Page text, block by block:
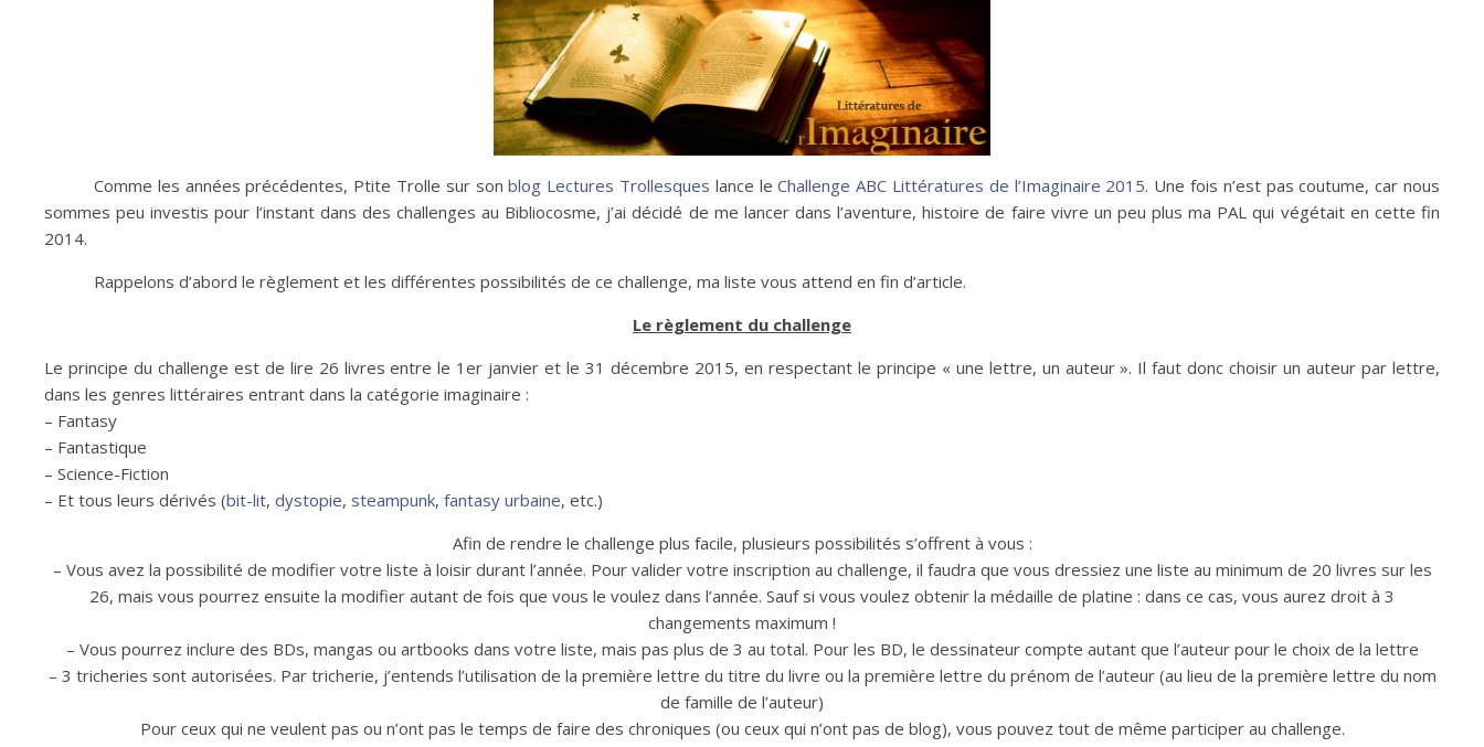
Comme les années précédentes, Ptite Trolle sur sonblog Lectures Trollesques lance leChallenge ABC Littératures de l’Imaginaire 2015. Une fois n’est pas coutume, car nous
sommes peu investis pour l’instant dans des challenges au Bibliocosme, j’ai décidé de me lancer dans l’aventure, histoire de faire vivre un peu plus ma PAL qui végétait en cette fin
2014.
Rappelons d’abord le règlement et les différentes possibilités de ce challenge, ma liste vous attend en fin d’article.
Le règlement du challenge
Le principe du challenge est de lire 26 livres entre le 1er janvier et le 31 décembre 2015, en respectant le principe « une lettre, un auteur ». Il faut donc choisir un auteur par lettre,
dans les genres littéraires entrant dans la catégorie imaginaire :
– Fantasy
– Fantastique
– Science-Fiction
– Et tous leurs dérivés (bit-lit, dystopie, steampunk, fantasy urbaine, etc.)
Afin de rendre le challenge plus facile, plusieurs possibilités s’offrent à vous :
– Vous avez la possibilité de modifier votre liste à loisir durant l’année. Pour valider votre inscription au challenge, il faudra que vous dressiez une liste au minimum de 20 livres sur les
26, mais vous pourrez ensuite la modifier autant de fois que vous le voulez dans l’année. Sauf si vous voulez obtenir la médaille de platine : dans ce cas, vous aurez droit à 3
changements maximum !
– Vous pourrez inclure des BDs, mangas ou artbooks dans votre liste, mais pas plus de 3 au total. Pour les BD, le dessinateur compte autant que l’auteur pour le choix de la lettre
– 3 tricheries sont autorisées. Par tricherie, j’entends l’utilisation de la première lettre du titre du livre ou la première lettre du prénom de l’auteur (au lieu de la première lettre du nom
de famille de l’auteur)
Pour ceux qui ne veulent pas ou n’ont pas le temps de faire des chroniques (ou ceux qui n’ont pas de blog), vous pouvez tout de même participer au challenge.